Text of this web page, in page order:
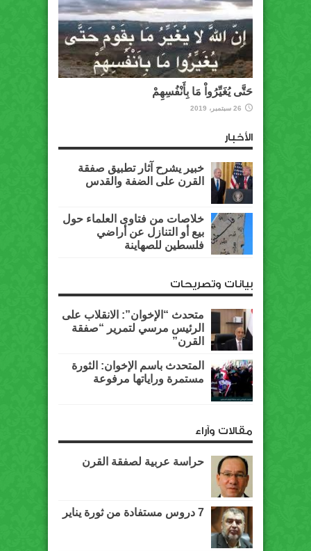
حَتَّى يُغَيِّرُواْ مَا بِأَنْفُسِهِمْ
26 سبتمبر، 2019
الأخبار
خبير يشرح آثار تطبيق صفقة
القرن على الضفة والقدس
خلاصات من فتاوى العلماء حول
بيع أو التنازل عن أراضي
فلسطين للصهاينة
بيانات وتصريحات
متحدث “الإخوان”: الانقلاب على
الرئيس مرسي لتمرير “صفقة
القرن”
المتحدث باسم الإخوان: الثورة
مستمرة وراياتها مرفوعة
مقالات وآراء
حراسة عربية لصفقة القرن
7 دروس مستفادة من ثورة يناير